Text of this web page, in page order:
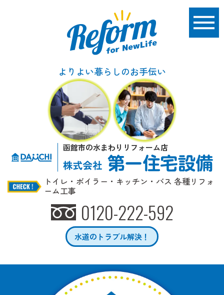
よりよい暮らしのお手伝い
函館市の水まわりリフォーム店
トイレ・ボイラー・キッチン・バス 各種リフォ
ーム工事
0120-222-592
水道のトラブル解決！